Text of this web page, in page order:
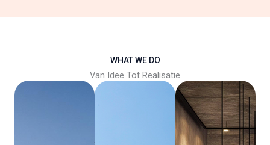
WHAT WE DO
Van Idee Tot Realisatie